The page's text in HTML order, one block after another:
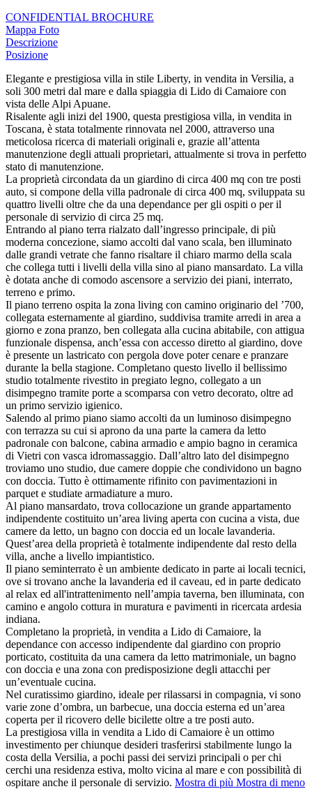
CONFIDENTIAL BROCHURE
Mappa Foto
Descrizione
Posizione
Elegante e prestigiosa villa in stile Liberty, in vendita in Versilia, a
soli 300 metri dal mare e dalla spiaggia di Lido di Camaiore con
vista delle Alpi Apuane.
Risalente agli inizi del 1900, questa prestigiosa villa, in vendita in
Toscana, è stata totalmente rinnovata nel 2000, attraverso una
meticolosa ricerca di materiali originali e, grazie all’attenta
manutenzione degli attuali proprietari, attualmente si trova in perfetto
stato di manutenzione.
La proprietà circondata da un giardino di circa 400 mq con tre posti
auto, si compone della villa padronale di circa 400 mq, sviluppata su
quattro livelli oltre che da una dependance per gli ospiti o per il
personale di servizio di circa 25 mq.
Entrando al piano terra rialzato dall’ingresso principale, di più
moderna concezione, siamo accolti dal vano scala, ben illuminato
dalle grandi vetrate che fanno risaltare il chiaro marmo della scala
che collega tutti i livelli della villa sino al piano mansardato. La villa
è dotata anche di comodo ascensore a servizio dei piani, interrato,
terreno e primo.
Il piano terreno ospita la zona living con camino originario del ’700,
collegata esternamente al giardino, suddivisa tramite arredi in area a
giorno e zona pranzo, ben collegata alla cucina abitabile, con attigua
funzionale dispensa, anch’essa con accesso diretto al giardino, dove
è presente un lastricato con pergola dove poter cenare e pranzare
durante la bella stagione. Completano questo livello il bellissimo
studio totalmente rivestito in pregiato legno, collegato a un
disimpegno tramite porte a scomparsa con vetro decorato, oltre ad
un primo servizio igienico.
Salendo al primo piano siamo accolti da un luminoso disimpegno
con terrazza su cui si aprono da una parte la camera da letto
padronale con balcone, cabina armadio e ampio bagno in ceramica
di Vietri con vasca idromassaggio. Dall’altro lato del disimpegno
troviamo uno studio, due camere doppie che condividono un bagno
con doccia. Tutto è ottimamente rifinito con pavimentazioni in
parquet e studiate armadiature a muro.
Al piano mansardato, trova collocazione un grande appartamento
indipendente costituito un’area living aperta con cucina a vista, due
camere da letto, un bagno con doccia ed un locale lavanderia.
Quest’area della proprietà è totalmente indipendente dal resto della
villa, anche a livello impiantistico.
Il piano seminterrato è un ambiente dedicato in parte ai locali tecnici,
ove si trovano anche la lavanderia ed il caveau, ed in parte dedicato
al relax ed all'intrattenimento nell’ampia taverna, ben illuminata, con
camino e angolo cottura in muratura e pavimenti in ricercata ardesia
indiana.
Completano la proprietà, in vendita a Lido di Camaiore, la
dependance con accesso indipendente dal giardino con proprio
porticato, costituita da una camera da letto matrimoniale, un bagno
con doccia e una zona con predisposizione degli attacchi per
un’eventuale cucina.
Nel curatissimo giardino, ideale per rilassarsi in compagnia, vi sono
varie zone d’ombra, un barbecue, una doccia esterna ed un’area
coperta per il ricovero delle bicilette oltre a tre posti auto.
La prestigiosa villa in vendita a Lido di Camaiore è un ottimo
investimento per chiunque desideri trasferirsi stabilmente lungo la
costa della Versilia, a pochi passi dei servizi principali o per chi
cerchi una residenza estiva, molto vicina al mare e con possibilità di
ospitare anche il personale di servizio. Mostra di più Mostra di meno